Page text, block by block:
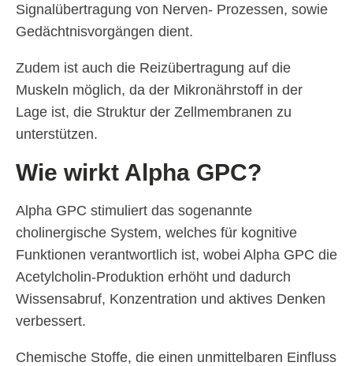
Signalübertragung von Nerven- Prozessen, sowie
Gedächtnisvorgängen dient.
Zudem ist auch die Reizübertragung auf die
Muskeln möglich, da der Mikronährstoff in der
Lage ist, die Struktur der Zellmembranen zu
unterstützen.
Wie wirkt Alpha GPC?
Alpha GPC stimuliert das sogenannte
cholinergische System, welches für kognitive
Funktionen verantwortlich ist, wobei Alpha GPC die
Acetylcholin-Produktion erhöht und dadurch
Wissensabruf, Konzentration und aktives Denken
verbessert.
Chemische Stoffe, die einen unmittelbaren Einfluss